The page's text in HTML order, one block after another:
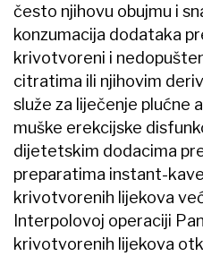
često njihovu obujmu i
konzumacija dodataka
krivotvoreni i
citratima ili njihovim
služe za liječenje plućne
muške erekcijske
dijetetskim dodacima
preparatima instant-
krivotvorenih lijekova
Interpolovoj operaciji
krivotvorenih lijekova